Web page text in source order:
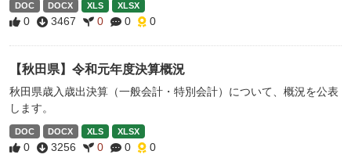
DOC DOCX XLS XLSX
0 3467 0 0 0
【秋田県】令和元年度決算概況
秋田県歳入歳出決算（一般会計・特別会計）について、概況を公表
します。
DOC DOCX XLS XLSX
0 3256 0 0 0